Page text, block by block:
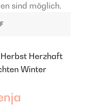
sind möglich.
Herbst Herzhaft
Winter